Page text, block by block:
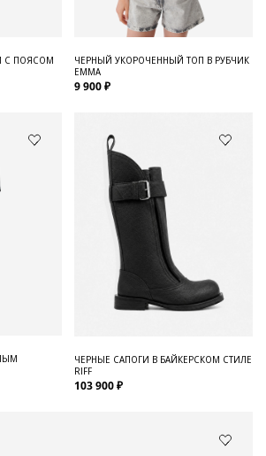
Обувь и Аксессуары
Распродажа
Сумки и аксессуары
С ПОЯСОМ
ЧЕРНЫЙ УКОРОЧЕННЫЙ ТОП В РУБЧИК
EMMA
9 900 ₽
ЧЕРНЫЕ САПОГИ В БАЙКЕРСКОМ СТИЛЕ
RIFF
103 900 ₽